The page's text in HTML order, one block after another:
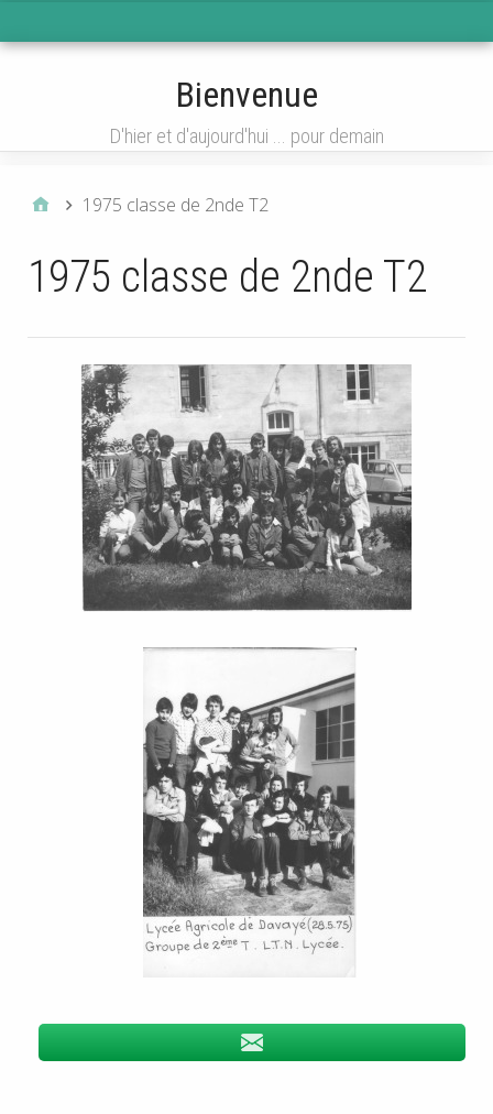
Bienvenue
D'hier et d'aujourd'hui ... pour demain
1975 classe de 2nde T2
1975 classe de 2nde T2